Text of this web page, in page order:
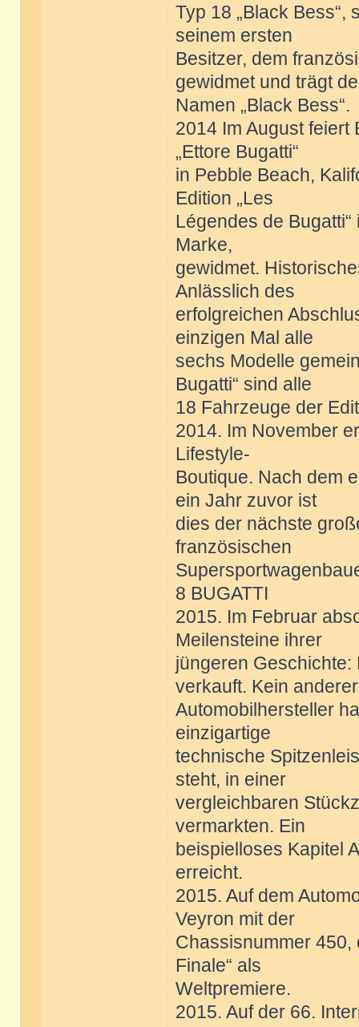
Typ 18 „Black
seinem ersten
Besitzer, dem
gewidmet und trägt
Namen „Black Bess“.
2014 Im August feiert
„Ettore Bugatti“
in Pebble Beach,
Edition „Les
Légendes de
Marke,
gewidmet.
Anlässlich des
erfolgreichen
einzigen Mal alle
sechs Modelle
Bugatti“ sind alle
18 Fahrzeuge der
2014. Im November
Lifestyle-
Boutique. Nach dem
ein Jahr zuvor ist
dies der nächste
französischen
8 BUGATTI
2015. Im Februar
Meilensteine ihrer
jüngeren Geschichte:
verkauft. Kein anderer
Automobilhersteller
einzigartige
technische
steht, in einer
vergleichbaren
vermarkten. Ein
beispielloses Kapitel
erreicht.
2015. Auf dem
Veyron mit der
Chassisnummer 450,
Finale“ als
Weltpremiere.
2015. Auf der 66.